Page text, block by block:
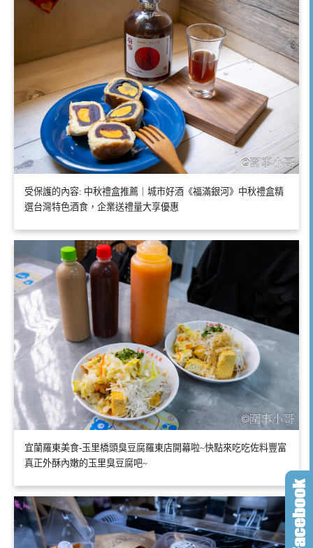
受保護的內容: 中秋禮盒推薦｜城市好酒《福滿銀河》中秋禮盒精
選台灣特色酒食，企業送禮量大享優惠
宜蘭羅東美食-玉里橋頭臭豆腐羅東店開幕啦~快點來吃吃佐料豐富
真正外酥內嫩的玉里臭豆腐吧~